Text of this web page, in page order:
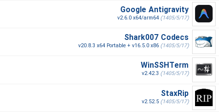
Google Antigravity
v2.6.0 x64/arm64 (1405/5/17)
Shark007 Codecs
v20.8.3 x64 Portable + v16.5.0 x86 (1405/5/17)
WinSSHTerm
v2.42.3 (1405/5/17)
StaxRip
v2.52.5 (1405/5/17)